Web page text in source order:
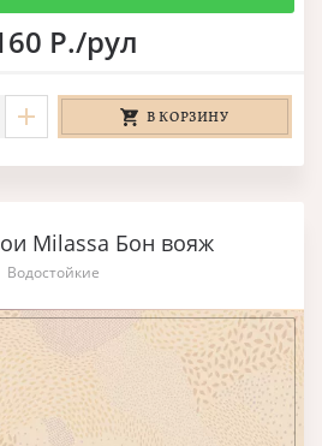
Р./рул
В КОРЗИНУ
Milassa Бон вояж
Водостойкие